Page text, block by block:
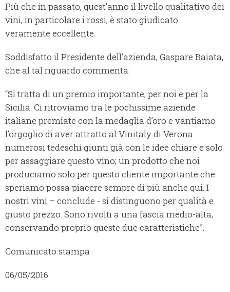
Più che in passato, quest’anno il livello qualitativo dei
vini, in particolare i rossi, è stato giudicato
veramente eccellente.
Soddisfatto il Presidente dell’azienda, Gaspare Baiata,
che al tal riguardo commenta:
“Si tratta di un premio importante, per noi e per la
Sicilia. Ci ritroviamo tra le pochissime aziende
italiane premiate con la medaglia d’oro e vantiamo
l’orgoglio di aver attratto al Vinitaly di Verona
numerosi tedeschi giunti già con le idee chiare e solo
per assaggiare questo vino; un prodotto che noi
produciamo solo per questo cliente importante che
speriamo possa piacere sempre di più anche qui. I
nostri vini – conclude - si distinguono per qualità e
giusto prezzo. Sono rivolti a una fascia medio-alta,
conservando proprio queste due caratteristiche”.
Comunicato stampa
06/05/2016